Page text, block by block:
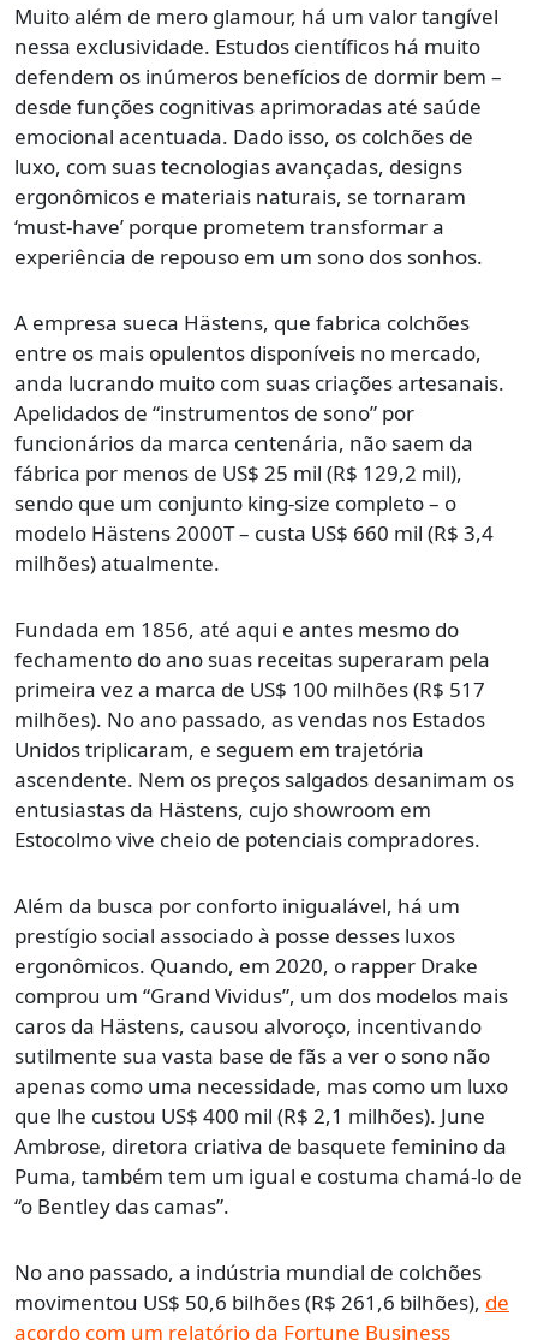
Muito além de mero glamour, há um valor tangível
nessa exclusividade. Estudos científicos há muito
defendem os inúmeros benefícios de dormir bem –
desde funções cognitivas aprimoradas até saúde
emocional acentuada. Dado isso, os colchões de
luxo, com suas tecnologias avançadas, designs
ergonômicos e materiais naturais, se tornaram
‘must-have’ porque prometem transformar a
experiência de repouso em um sono dos sonhos.
A empresa sueca Hästens, que fabrica colchões
entre os mais opulentos disponíveis no mercado,
anda lucrando muito com suas criações artesanais.
Apelidados de “instrumentos de sono” por
funcionários da marca centenária, não saem da
fábrica por menos de US$ 25 mil (R$ 129,2 mil),
sendo que um conjunto king-size completo – o
modelo Hästens 2000T – custa US$ 660 mil (R$ 3,4
milhões) atualmente.
Fundada em 1856, até aqui e antes mesmo do
fechamento do ano suas receitas superaram pela
primeira vez a marca de US$ 100 milhões (R$ 517
milhões). No ano passado, as vendas nos Estados
Unidos triplicaram, e seguem em trajetória
ascendente. Nem os preços salgados desanimam os
entusiastas da Hästens, cujo showroom em
Estocolmo vive cheio de potenciais compradores.
Além da busca por conforto inigualável, há um
prestígio social associado à posse desses luxos
ergonômicos. Quando, em 2020, o rapper Drake
comprou um “Grand Vividus”, um dos modelos mais
caros da Hästens, causou alvoroço, incentivando
sutilmente sua vasta base de fãs a ver o sono não
apenas como uma necessidade, mas como um luxo
que lhe custou US$ 400 mil (R$ 2,1 milhões). June
Ambrose, diretora criativa de basquete feminino da
Puma, também tem um igual e costuma chamá-lo de
“o Bentley das camas”.
No ano passado, a indústria mundial de colchões
movimentou US$ 50,6 bilhões (R$ 261,6 bilhões), de
acordo com um relatório da Fortune Business